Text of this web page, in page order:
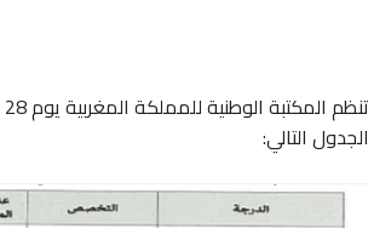
الجدول التالي: